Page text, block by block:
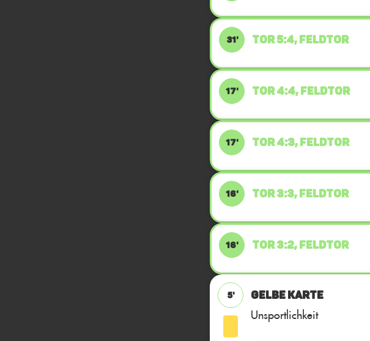
31' TOR 5:4, FELDTOR
17' TOR 4:4, FELDTOR
17' TOR 4:3, FELDTOR
16' TOR 3:3, FELDTOR
16' TOR 3:2, FELDTOR
5' GELBE KARTE
Unsportlichkeit